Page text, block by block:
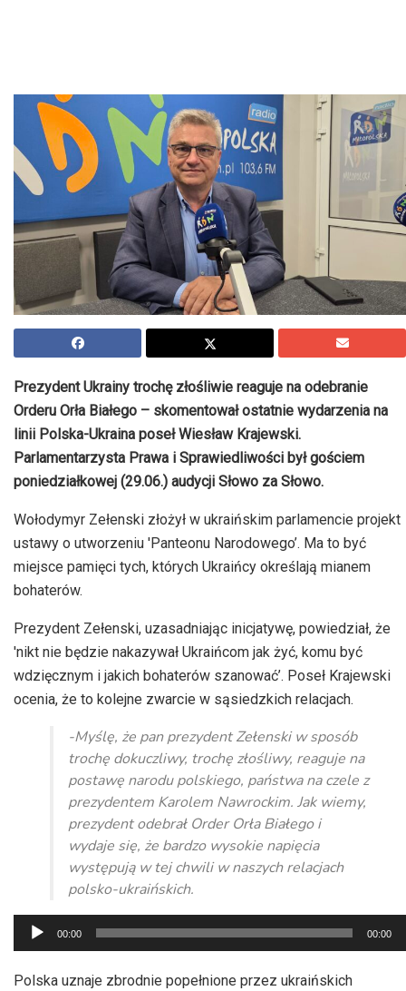
Prezydent Ukrainy trochę złośliwie reaguje na odebranie
Orderu Orła Białego – skomentował ostatnie wydarzenia na
linii Polska-Ukraina poseł Wiesław Krajewski.
Parlamentarzysta Prawa i Sprawiedliwości był gościem
poniedziałkowej (29.06.) audycji Słowo za Słowo.
Wołodymyr Zełenski złożył w ukraińskim parlamencie projekt
ustawy o utworzeniu 'Panteonu Narodowego’. Ma to być
miejsce pamięci tych, których Ukraińcy określają mianem
bohaterów.
Prezydent Zełenski, uzasadniając inicjatywę, powiedział, że
'nikt nie będzie nakazywał Ukraińcom jak żyć, komu być
wdzięcznym i jakich bohaterów szanować’. Poseł Krajewski
ocenia, że to kolejne zwarcie w sąsiedzkich relacjach.
-Myślę, że pan prezydent Zełenski w sposób
trochę dokuczliwy, trochę złośliwy, reaguje na
postawę narodu polskiego, państwa na czele z
prezydentem Karolem Nawrockim. Jak wiemy,
prezydent odebrał Order Orła Białego i
wydaje się, że bardzo wysokie napięcia
występują w tej chwili w naszych relacjach
polsko-ukraińskich.
Odtwarzacz
plików
dźwiękowych
00:00 00:00
Polska uznaje zbrodnie popełnione przez ukraińskich